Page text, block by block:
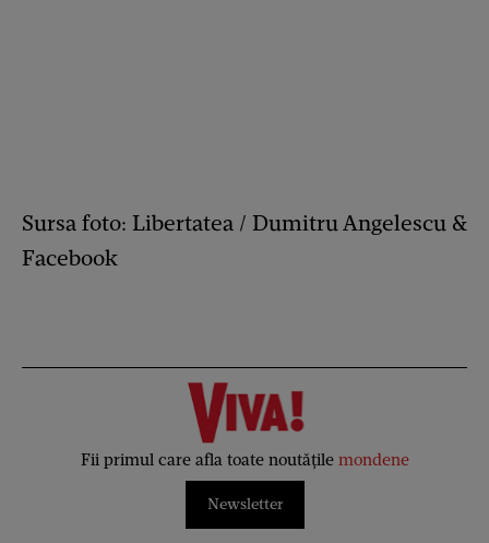
Sursa foto: Libertatea / Dumitru Angelescu &
Facebook
Fii primul care afla toate noutățile mondene
Newsletter